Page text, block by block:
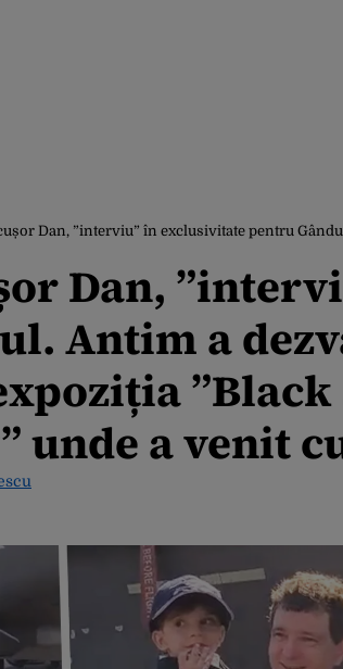
”interviu” în exclusivitate pentru Gândul. Antim a dezvăluit ce i-
Dan,
Antim a
”Black
unde a venit